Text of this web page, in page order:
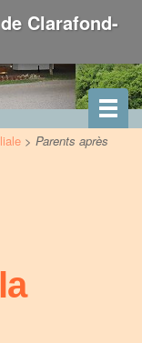
> Parents après
Clarafond-